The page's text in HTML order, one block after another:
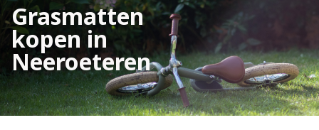
Grasmatten
kopen in
Neeroeteren